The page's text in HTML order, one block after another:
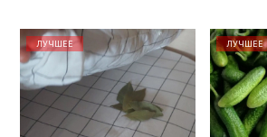
ЛУЧШЕЕ ЛУЧШЕЕ